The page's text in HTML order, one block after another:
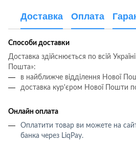
Доставка Оплата
Способи доставки
Доставка здійснюється по всій
Пошта»:
в найближче відділення Нової
доставка кур'єром Нової Пошти по
Онлайн оплата
Оплатити товар ви можете на
банка через LiqPay.